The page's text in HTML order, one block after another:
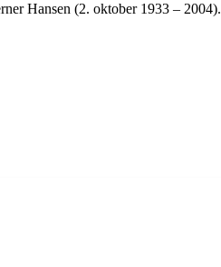
Hansen (2. oktober 1933 – 2004).